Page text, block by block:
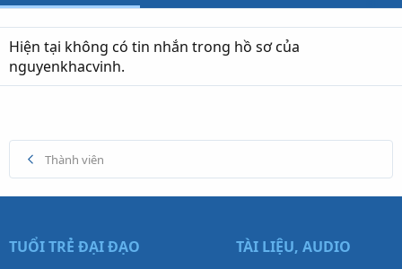
Hiện tại không có tin nhắn trong hồ sơ của
nguyenkhacvinh.
Thành viên
TUỔI TRẺ ĐẠI ĐẠO TÀI LIỆU, AUDIO